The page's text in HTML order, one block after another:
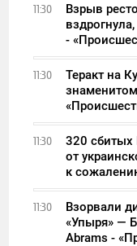
11:30
Взрыв
-
11:30
Теракт на
11:30
320
от
к
11:30
Взорвали
«Упыря» —
Abrams -